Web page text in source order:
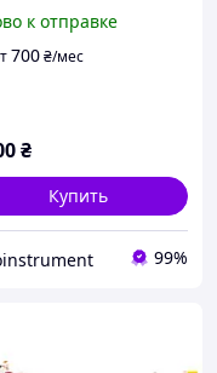
к отправке
700₴/мес
₴
Купить
99%